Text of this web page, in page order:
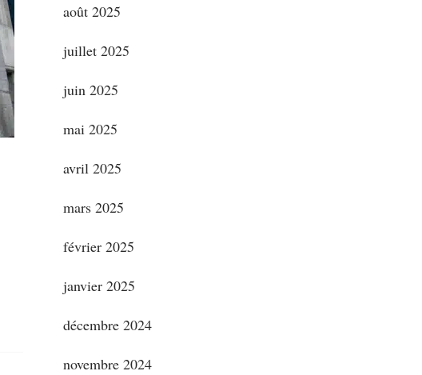
août 2025
juillet 2025
juin 2025
mai 2025
avril 2025
mars 2025
février 2025
janvier 2025
décembre 2024
novembre 2024